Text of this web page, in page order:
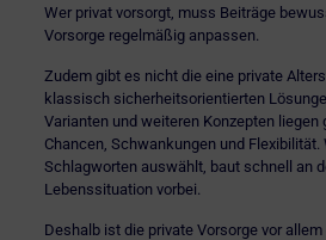
Wer privat vorsorgt, muss Beiträge
Vorsorge regelmäßig anpassen.
Zudem gibt es nicht die eine private
klassisch sicherheitsorientierten
Varianten und weiteren Konzepten liegen
Chancen, Schwankungen und Flexibilität.
Schlagworten auswählt, baut schnell an
Lebenssituation vorbei.
Deshalb ist die private Vorsorgevor allem